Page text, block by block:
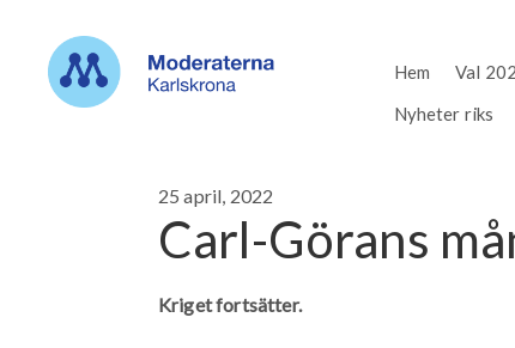
Hem Val
Nyheter riks
25 april, 2022
Carl-Görans
Kriget fortsätter.